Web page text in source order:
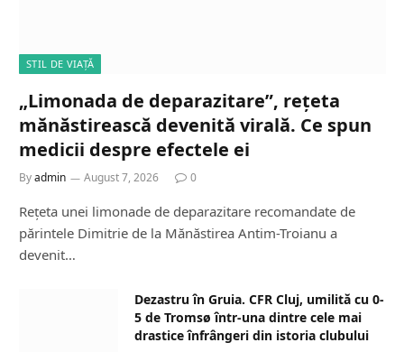
STIL DE VIAȚĂ
„Limonada de deparazitare”, rețeta
mănăstirească devenită virală. Ce spun
medicii despre efectele ei
Byadmin August 7, 2026 0
Rețeta unei limonade de deparazitare recomandate de
părintele Dimitrie de la Mănăstirea Antim-Troianu a
devenit…
Dezastru în Gruia. CFR Cluj, umilită cu 0-
5 de Tromsø într-una dintre cele mai
drastice înfrângeri din istoria clubului